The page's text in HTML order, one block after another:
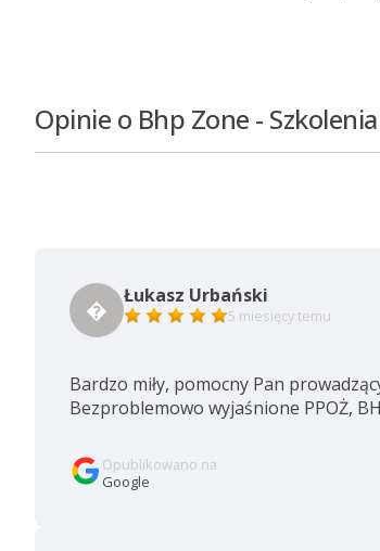
Opinie o Bhp Zone -
� Łukasz Urbański
5 miesięcy temu
Bardzo miły, pomocny Pan
Bezproblemowo wyjaśnione PPOŻ,
Opublikowano na
Google